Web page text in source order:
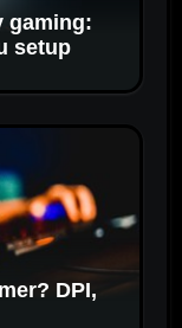
gaming:
setup
DPI,